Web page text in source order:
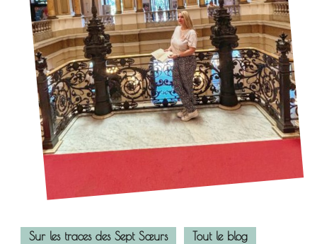
Sur les traces des Sept Sœurs Tout le blog